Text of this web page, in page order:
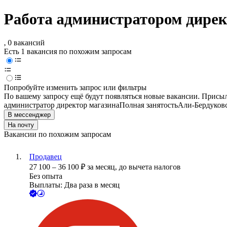
Работа администратором
, 0 вакансий
Есть 1 вакансия по похожим запросам
Попробуйте изменить запрос или фильтры
По вашему запросу ещё будут появляться новые вакансии.
администратор директор магазинаПолная занятостьАли-
В мессенджер
На почту
Вакансии по похожим запросам
Продавец
27 100 – 36 100 ₽ за месяц, до вычета налогов
Без опыта
Выплаты: Два раза в месяц